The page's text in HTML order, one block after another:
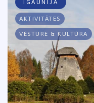
IGAUNIJA
AKTIVITĀTES
VĒSTURE & KULTŪRA